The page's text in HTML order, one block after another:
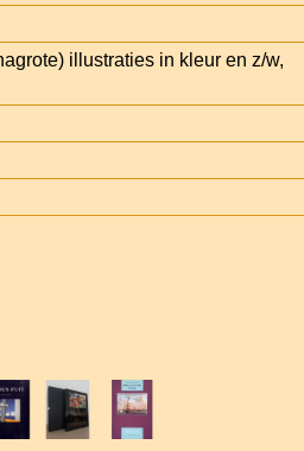
illustraties in kleur en z/w,